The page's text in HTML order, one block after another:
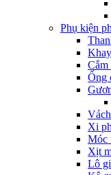
Phụ kiện
Cắm
Ống
Xi
Móc
Xịt
Lô